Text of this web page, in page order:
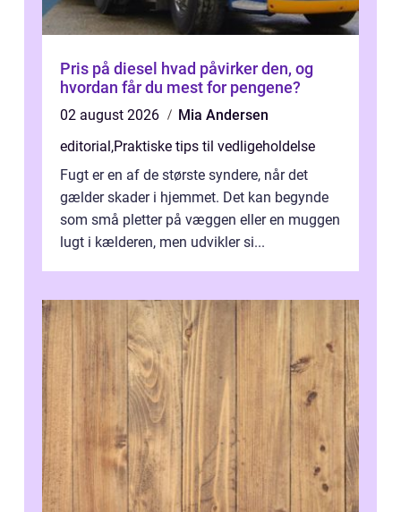
Pris på diesel hvad påvirker den, og
hvordan får du mest for pengene?
02 august 2026
Mia Andersen
editorial,Praktiske tips til vedligeholdelse
Fugt er en af de største syndere, når det
gælder skader i hjemmet. Det kan begynde
som små pletter på væggen eller en muggen
lugt i kælderen, men udvikler si...